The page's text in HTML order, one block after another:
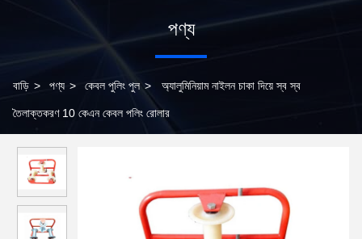
পণ্য
বাড়ি > পণ্য > কেবল পুলিং পুল > অ্যালুমিনিয়াম নাইলন চাকা দিয়ে স্ব স্ব
তৈলাক্তকরণ 10 কেএন কেবল পলিং রোলার